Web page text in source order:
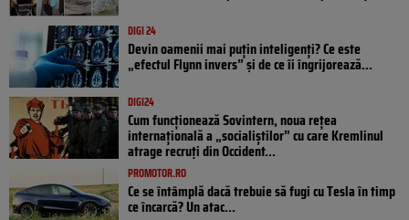
DIGI 24
Devin oamenii mai puțin inteligenți? Ce este
„efectul Flynn invers” și de ce îi îngrijorează...
DIGI24
Cum funcționează Sovintern, noua rețea
internațională a „socialiștilor” cu care Kremlinul
atrage recruți din Occident...
PROMOTOR.RO
Ce se întâmplă dacă trebuie să fugi cu Tesla în timp
ce încarcă? Un atac...